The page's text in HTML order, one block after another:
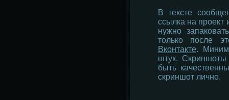
В тексте
ссылка на проект
нужно
только после
Вконтакте.
штук.
быть
скриншот лично.